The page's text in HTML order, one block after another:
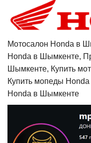
Мотосалон Honda в
Honda в Шымкенте,
Шымкенте, Купить
Купить мопеды
Honda в Шымкенте